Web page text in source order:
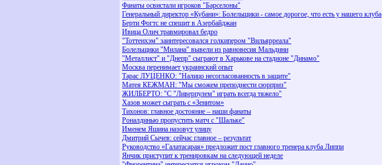
Фанаты освистали игроков "Барселоны"
Генеральный директор «Кубани»: Болельщики - самое дорогое, что есть у нашего клуба
Берти Фогтс не спешит в Азербайджан
Ивица Олич травмировал бедро
"Тоттенхэм" заинтересовался голкипером "Вильярреала"
Болельщики "Милана" вывели из равновесия Мальдини
"Металлист" и "Днепр" сыграют в Харькове на стадионе "Динамо"
Москва перенимает украинский опыт
Тарас ЛУЦЕНКО: "Налицо несогласованность в защите"
Матея КЕЖМАН: "Мы сможем преподнести сюрприз"
ЖИЛБЕРТО: "С "Ливерпулем" играть всегда тяжело"
Хазов может сыграть с «Зенитом»
Тихонов: главное достояние – наши фанаты
Роналдинью пропустить матч с "Шальке"
Именем Яшина назовут улицу
Дмитрий Сычев: сейчас главное – результат
Руководство «Галатасарая» предложит пост главного тренера клуба Липпи
Янчик приступит к тренировкам на следующей неделе